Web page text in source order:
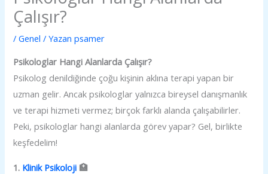
Çalışır?
/Genel / Yazan psamer
Psikologlar Hangi Alanlarda Çalışır?
Psikolog denildiğinde çoğu kişinin aklına terapi yapan bir
uzman gelir. Ancak psikologlar yalnızca bireysel danışmanlık
ve terapi hizmeti vermez; birçok farklı alanda çalışabilirler.
Peki, psikologlar hangi alanlarda görev yapar? Gel, birlikte
keşfedelim!
1. Klinik Psikoloji 🏥